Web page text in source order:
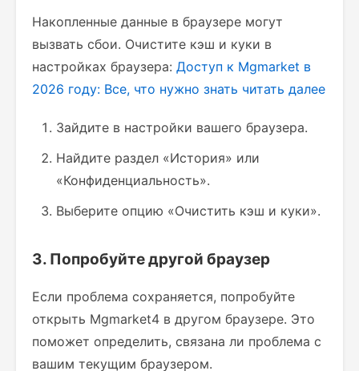
Накопленные данные в браузере могут
вызвать сбои. Очистите кэш и куки в
настройках браузера: Доступ к Mgmarket в
2026 году: Все, что нужно знать читать далее
Зайдите в настройки вашего браузера.
Найдите раздел «История» или
«Конфиденциальность».
Выберите опцию «Очистить кэш и куки».
3. Попробуйте другой браузер
Если проблема сохраняется, попробуйте
открыть Mgmarket4 в другом браузере. Это
поможет определить, связана ли проблема с
вашим текущим браузером.